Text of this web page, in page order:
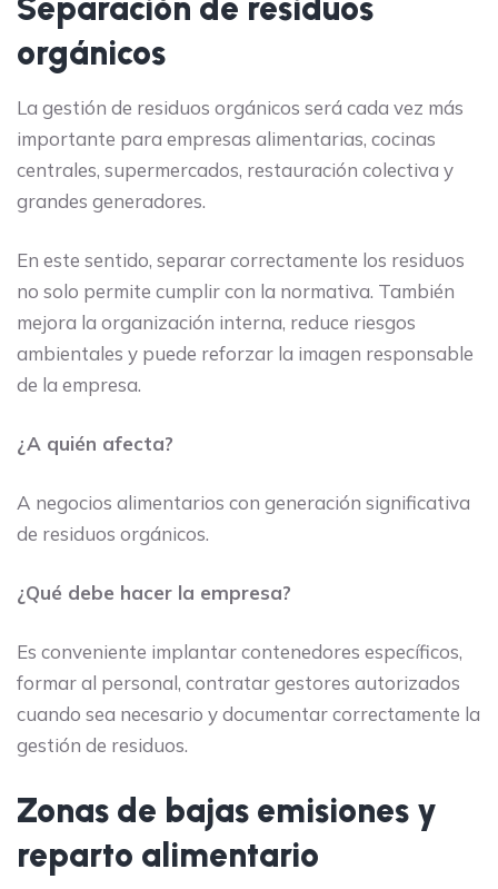
orgánicos
La gestión de residuos orgánicos será cada vez más
importante para empresas alimentarias, cocinas
centrales, supermercados, restauración colectiva y
grandes generadores.
En este sentido, separar correctamente los residuos
no solo permite cumplir con la normativa. También
mejora la organización interna, reduce riesgos
ambientales y puede reforzar la imagen responsable
de la empresa.
¿A quién afecta?
A negocios alimentarios con generación significativa
de residuos orgánicos.
¿Qué debe hacer la empresa?
Es conveniente implantar contenedores específicos,
formar al personal, contratar gestores autorizados
cuando sea necesario y documentar correctamente la
gestión de residuos.
Zonas de bajas emisiones y
reparto alimentario